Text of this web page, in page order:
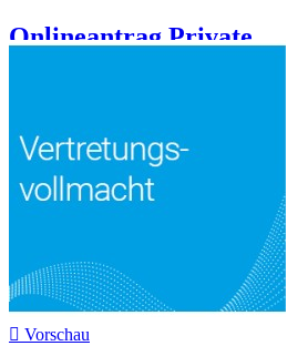
Onlineantrag Private...
 Vorschau